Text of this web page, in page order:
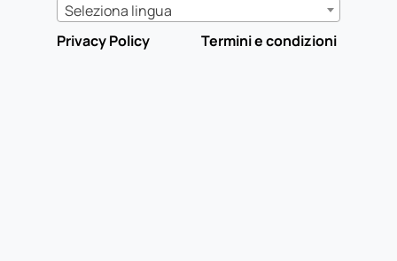
Seleziona lingua
Privacy Policy
Termini e condizioni